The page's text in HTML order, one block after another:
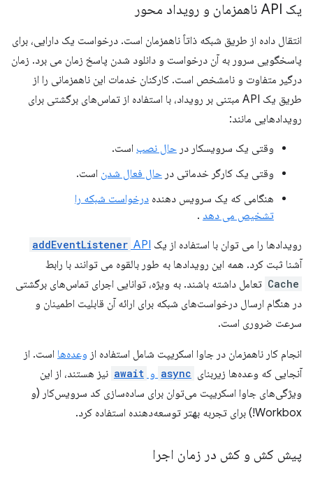
یک API ناهمزمان و رویداد محور
انتقال داده از طریق شبکه ذاتاً ناهمزمان است. درخواست یک دارایی، برای
پاسخگویی سرور به آن درخواست و دانلود شدن پاسخ زمان می برد. زمان
درگیر متفاوت و نامشخص است. کارکنان خدمات این ناهمزمانی را از
طریق یک API مبتنی بر رویداد، با استفاده از تماس‌های برگشتی برای
رویدادهایی مانند:
وقتی یک سرویسکار در حال نصب است.
وقتی یک کارگر خدماتی در حال فعال شدن است.
هنگامی که یک سرویس دهنده درخواست شبکه را
تشخیص می دهد .
رویدادها را می توان با استفاده از یک addEventListener API
آشنا ثبت کرد. همه این رویدادها به طور بالقوه می توانند با رابط
Cache تعامل داشته باشند. به ویژه، توانایی اجرای تماس‌های برگشتی
در هنگام ارسال درخواست‌های شبکه برای ارائه آن قابلیت اطمینان و
سرعت ضروری است.
انجام کار ناهمزمان در جاوا اسکریپت شامل استفاده از وعده‌ها است. از
آنجایی که وعده‌ها زیربنای async و await نیز هستند، از این
ویژگی‌های جاوا اسکریپت می‌توان برای ساده‌سازی کد سرویس‌کار (و
Workbox!) برای تجربه بهتر توسعه‌دهنده استفاده کرد.
پیش کش و کش در زمان اجرا